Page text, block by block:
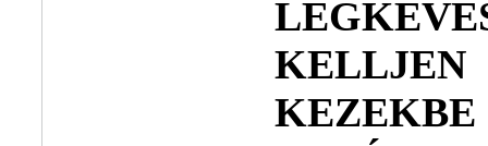
KELLJEN